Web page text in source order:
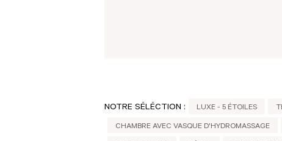
NOTRE SÉLÉCTION : LUXE - 5 ÉTOILES
CHAMBRE AVEC VASQUE D'HYDROMASSAGE